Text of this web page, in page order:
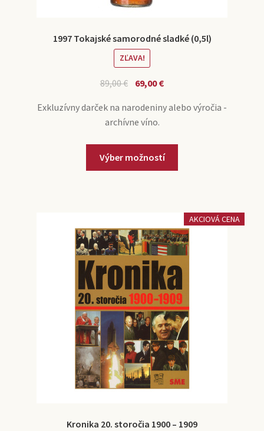
1997 Tokajské samorodné sladké (0,5l)
ZĽAVA!
89,00€ 69,00€
Exkluzívny darček na narodeniny alebo výročia -
archívne víno.
Výber možností
AKCIOVÁ CENA
Kronika 20. storočia 1900 – 1909